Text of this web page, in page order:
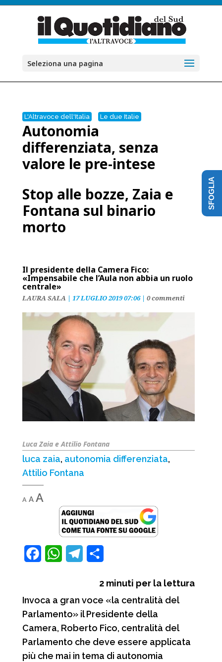
Seleziona una pagina
L'Altravoce dell'Italia Le due Italie
Autonomia
differenziata, senza
valore le pre-intese
Stop alle bozze, Zaia e
Fontana sul binario
morto
Il presidente della Camera Fico:
«Impensabile che l’Aula non abbia un ruolo
centrale»
LAURA SALA| 17 LUGLIO 2019 07:06| 0 commenti
Luca Zaia e Attilio Fontana
luca zaia, autonomia differenziata,
Attilio Fontana
A
Decrease
font
A
Reset
font
AIncrease
font
size.
e
o
o
W
t
A
p
e
r
a
n
d
v
i
2 minuti per la lettura
Invoca a gran voce «la centralità del
Parlamento» il Presidente della
Camera, Roberto Fico, centralità del
Parlamento che deve essere applicata
più che mai in tema di autonomia
SFOGLIA